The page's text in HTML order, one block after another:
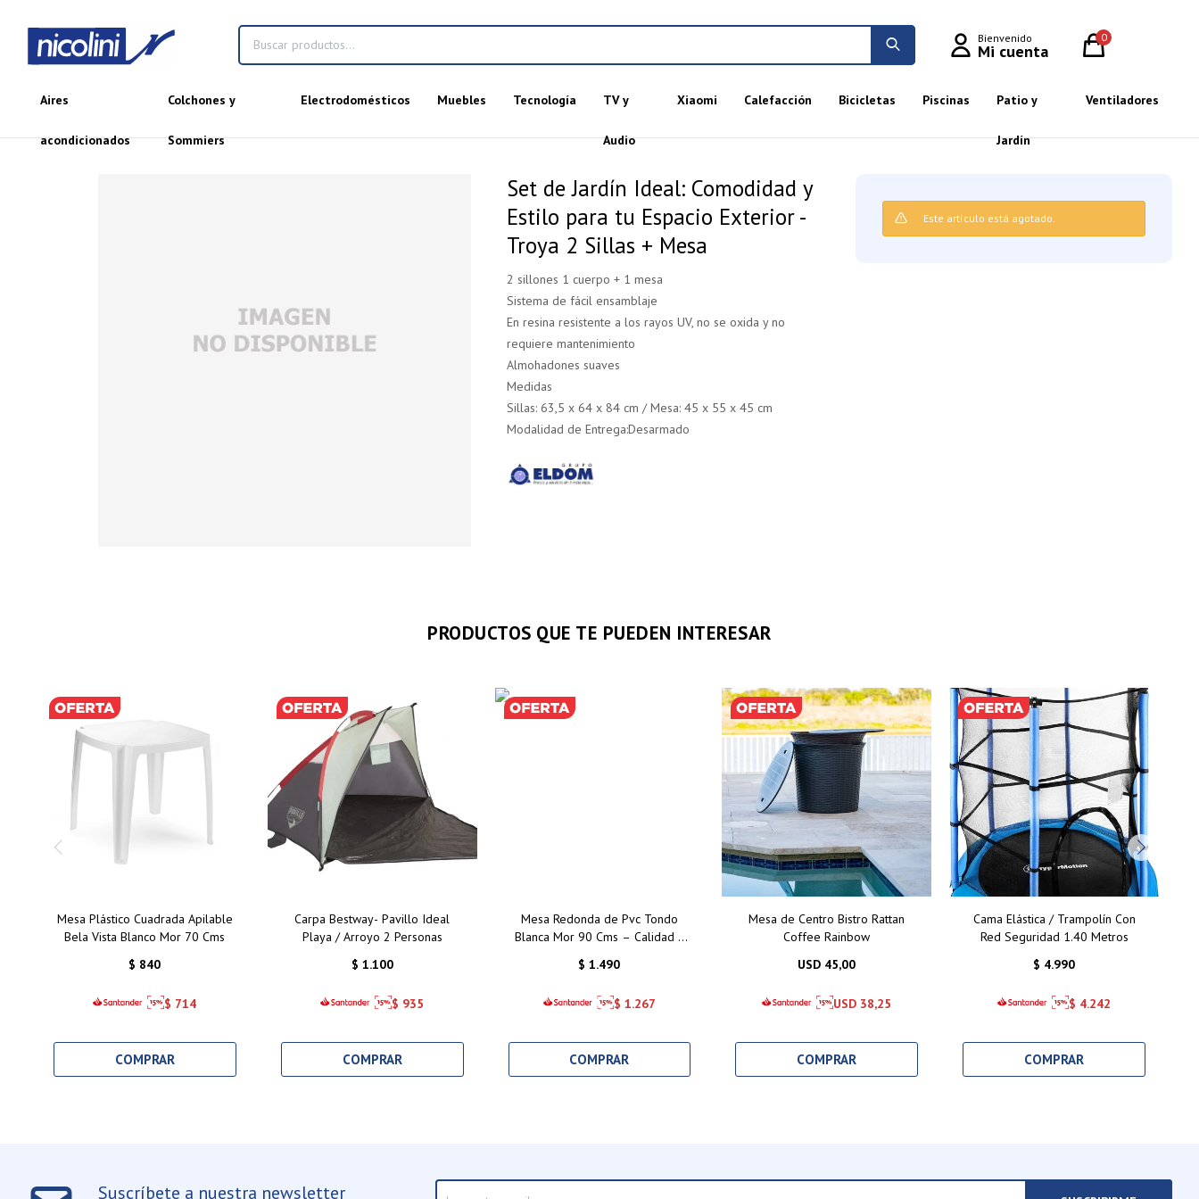
Aires
acondicionados
Colchones y
Sommiers
Electrodomésticos Muebles Tecnología TV y
Audio
Xiaomi Calefacción Bicicletas Piscinas Patio y
Jardín
Ventiladores
0
Set de Jardín Ideal: Comodidad y
Estilo para tu Espacio Exterior -
Troya 2 Sillas + Mesa
2 sillones 1 cuerpo + 1 mesa
Sistema de fácil ensamblaje
En resina resistente a los rayos UV, no se oxida y no
requiere mantenimiento
Almohadones suaves
Medidas
Sillas: 63,5 x 64 x 84 cm / Mesa: 45 x 55 x 45 cm
Modalidad de Entrega:Desarmado
Este artículo está agotado.
PRODUCTOS QUE TE PUEDEN INTERESAR
Mesa Plástico Cuadrada Apilable
Bela Vista Blanco Mor 70 Cms
$ 840
$ 714
Carpa Bestway- Pavillo Ideal
Playa / Arroyo 2 Personas
$ 1.100
$ 935
Mesa Redonda de Pvc Tondo
Blanca Mor 90 Cms – Calidad y
$ 1.490
$ 1.267
Mesa de Centro Bistro Rattan
Coffee Rainbow
USD 45,00
USD 38,25
Cama Elástica / Trampolín Con
Red Seguridad 1.40 Metros
$ 4.990
$ 4.242
Suscríbete a nuestra newsletter